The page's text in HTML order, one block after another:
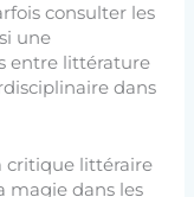
consulter les
une
entre littérature
dans
critique littéraire
magie dans les